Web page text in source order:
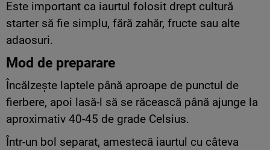
Este important ca iaurtul folosit drept cultură
starter să fie simplu, fără zahăr, fructe sau alte
adaosuri.
Mod de preparare
Încălzește laptele până aproape de punctul de
fierbere, apoi lasă-l să se răcească până ajunge la
aproximativ 40-45 de grade Celsius.
Într-un bol separat, amestecă iaurtul cu câteva